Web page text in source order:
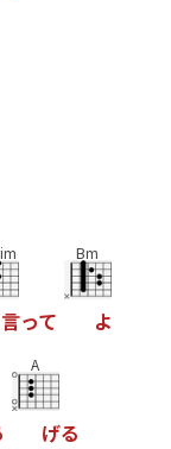
言って
Bm
よ
A
げる